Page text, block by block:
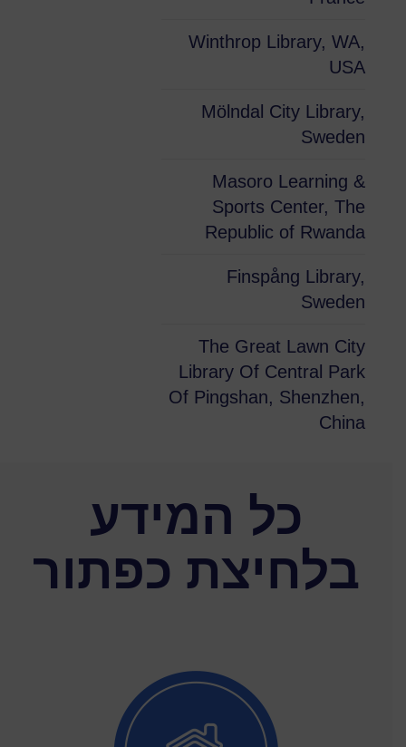
Winthrop Library, WA,
USA
Mölndal City Library,
Sweden
Masoro Learning &
Sports Center, The
Republic of Rwanda
Finspång Library,
Sweden
The Great Lawn City
Library Of Central Park
Of Pingshan, Shenzhen,
China
כל המידע
בלחיצת כפתור